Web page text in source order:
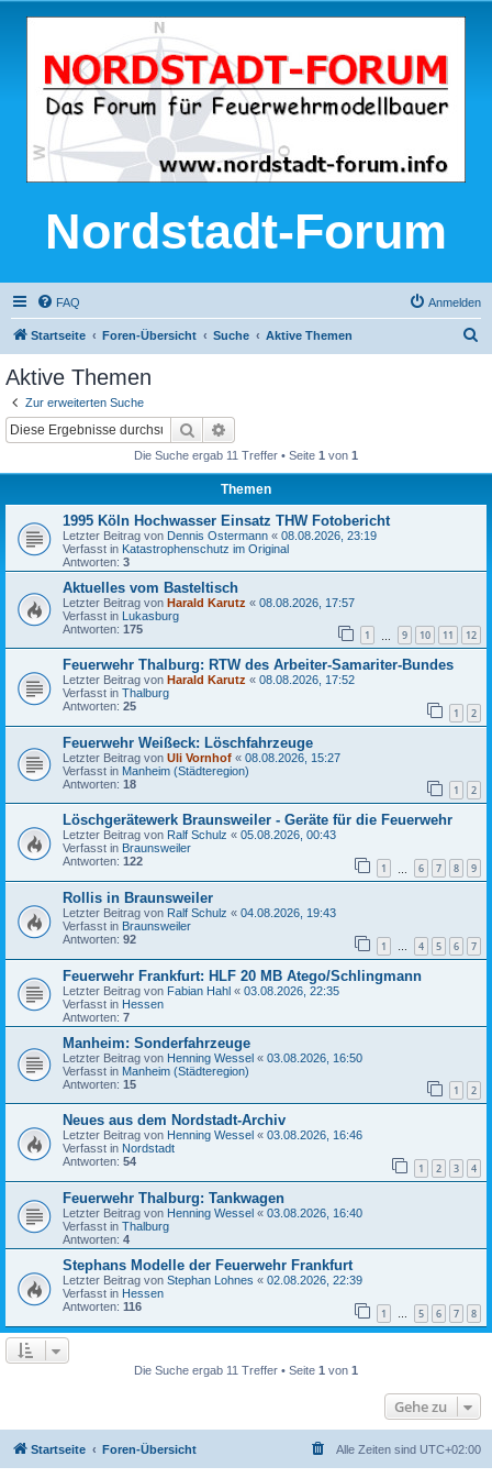
Nordstadt-Forum
FAQ Anmelden
Startseite Foren-Übersicht Suche Aktive Themen
Aktive Themen
Zur erweiterten Suche
Suche
Die Suche ergab 11 Treffer • Seite 1 von 1
Themen
1995 Köln Hochwasser Einsatz THW Fotobericht
Letzter Beitrag von Dennis Ostermann « 08.08.2026, 23:19
Verfasst in Katastrophenschutz im Original
Antworten: 3
Aktuelles vom Basteltisch
Letzter Beitrag von Harald Karutz « 08.08.2026, 17:57
Verfasst in Lukasburg
Antworten: 175 1 9 10 11 12
Feuerwehr Thalburg: RTW des Arbeiter-Samariter-Bundes
Letzter Beitrag von Harald Karutz « 08.08.2026, 17:52
Verfasst in Thalburg
Antworten: 25 1 2
Feuerwehr Weißeck: Löschfahrzeuge
Letzter Beitrag von Uli Vornhof « 08.08.2026, 15:27
Verfasst in Manheim (Städteregion)
Antworten: 18 1 2
Löschgerätewerk Braunsweiler - Geräte für die Feuerwehr
Letzter Beitrag von Ralf Schulz « 05.08.2026, 00:43
Verfasst in Braunsweiler
Antworten: 122 1 6 7 8 9
Rollis in Braunsweiler
Letzter Beitrag von Ralf Schulz « 04.08.2026, 19:43
Verfasst in Braunsweiler
Antworten: 92 1 … 4 5 6 7
Feuerwehr Frankfurt: HLF 20 MB Atego/Schlingmann
Letzter Beitrag von Fabian Hahl « 03.08.2026, 22:35
Verfasst in Hessen
Antworten: 7
Manheim: Sonderfahrzeuge
Letzter Beitrag von Henning Wessel « 03.08.2026, 16:50
Verfasst in Manheim (Städteregion)
Antworten: 15 1 2
Neues aus dem Nordstadt-Archiv
Letzter Beitrag von Henning Wessel « 03.08.2026, 16:46
Verfasst in Nordstadt
Antworten: 54 1 2 3 4
Feuerwehr Thalburg: Tankwagen
Letzter Beitrag von Henning Wessel « 03.08.2026, 16:40
Verfasst in Thalburg
Antworten: 4
Stephans Modelle der Feuerwehr Frankfurt
Letzter Beitrag von Stephan Lohnes « 02.08.2026, 22:39
Verfasst in Hessen
Antworten: 116 1 … 5 6 7 8
Die Suche ergab 11 Treffer • Seite 1 von 1
Gehe zu
Startseite Foren-Übersicht Alle Zeiten sind UTC+02:00